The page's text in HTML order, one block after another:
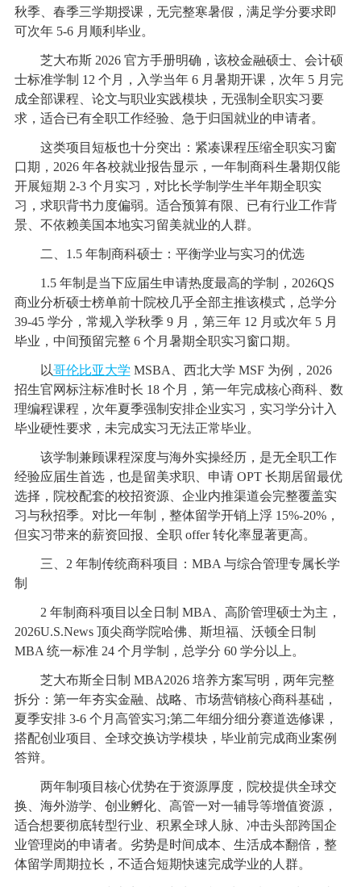
秋季、春季三学期授课，无完整寒暑假，满足学分要求即
可次年 5-6 月顺利毕业。
芝大布斯 2026 官方手册明确，该校金融硕士、会计硕
士标准学制 12 个月，入学当年 6 月暑期开课，次年 5 月完
成全部课程、论文与职业实践模块，无强制全职实习要
求，适合已有全职工作经验、急于归国就业的申请者。
这类项目短板也十分突出：紧凑课程压缩全职实习窗
口期，2026 年各校就业报告显示，一年制商科生暑期仅能
开展短期 2-3 个月实习，对比长学制学生半年期全职实
习，求职背书力度偏弱。适合预算有限、已有行业工作背
景、不依赖美国本地实习留美就业的人群。
二、1.5 年制商科硕士：平衡学业与实习的优选
1.5 年制是当下应届生申请热度最高的学制，2026QS
商业分析硕士榜单前十院校几乎全部主推该模式，总学分
39-45 学分，常规入学秋季 9 月，第三年 12 月或次年 5 月
毕业，中间预留完整 6 个月暑期全职实习窗口期。
以哥伦比亚大学 MSBA、西北大学 MSF 为例，2026
招生官网标注标准时长 18 个月，第一年完成核心商科、数
理编程课程，次年夏季强制安排企业实习，实习学分计入
毕业硬性要求，未完成实习无法正常毕业。
该学制兼顾课程深度与海外实操经历，是无全职工作
经验应届生首选，也是留美求职、申请 OPT 长期居留最优
选择，院校配套的校招资源、企业内推渠道会完整覆盖实
习与秋招季。对比一年制，整体留学开销上浮 15%-20%，
但实习带来的薪资回报、全职 offer 转化率显著更高。
三、2 年制传统商科项目：MBA 与综合管理专属长学
制
2 年制商科项目以全日制 MBA、高阶管理硕士为主，
2026U.S.News 顶尖商学院哈佛、斯坦福、沃顿全日制
MBA 统一标准 24 个月学制，总学分 60 学分以上。
芝大布斯全日制 MBA2026 培养方案写明，两年完整
拆分：第一年夯实金融、战略、市场营销核心商科基础，
夏季安排 3-6 个月高管实习;第二年细分细分赛道选修课，
搭配创业项目、全球交换访学模块，毕业前完成商业案例
答辩。
两年制项目核心优势在于资源厚度，院校提供全球交
换、海外游学、创业孵化、高管一对一辅导等增值资源，
适合想要彻底转型行业、积累全球人脉、冲击头部跨国企
业管理岗的申请者。劣势是时间成本、生活成本翻倍，整
体留学周期拉长，不适合短期快速完成学业的人群。